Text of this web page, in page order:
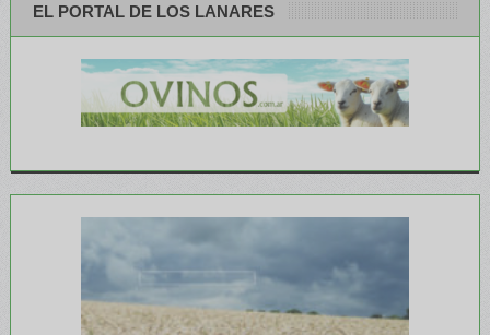
EL PORTAL DE LOS LANARES